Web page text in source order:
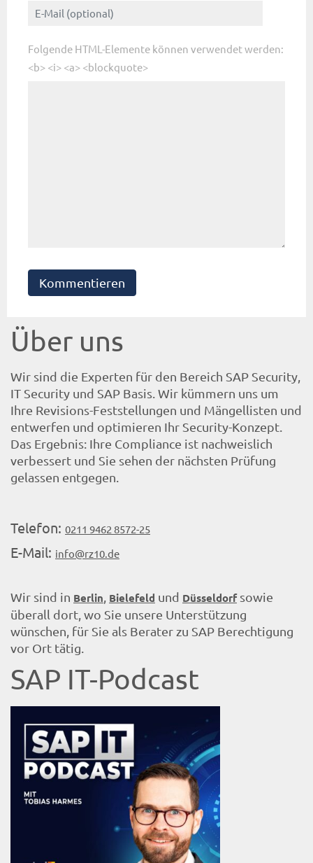
Folgende HTML-Elemente können verwendet werden:
<b> <i> <a> <blockquote>
Kommentieren
Über uns
Wir sind die Experten für den Bereich SAP Security,
IT Security und SAP Basis. Wir kümmern uns um
Ihre Revisions-Feststellungen und Mängellisten und
entwerfen und optimieren Ihr Security-Konzept.
Das Ergebnis: Ihre Compliance ist nachweislich
verbessert und Sie sehen der nächsten Prüfung
gelassen entgegen.
Telefon: 0211 9462 8572-25
E-Mail: info@rz10.de
Wir sind in Berlin, Bielefeld und Düsseldorfsowie
überall dort, wo Sie unsere Unterstützung
wünschen, für Sie als Berater zu SAP Berechtigung
vor Ort tätig.
SAP IT-Podcast